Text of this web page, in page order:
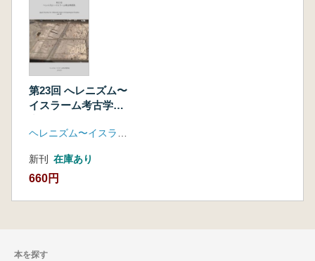
る祠堂建築(Buddhist Chapels in the Area of
Central Gandhara.)
小谷 仲男 エラーパトラ龍王と梵志ナーラカ
の改宗 ―ガンダーラ出土の仏伝図の新解釈
―(The Conversion of Nāgarāja Elāpatra and
Māṇava Nālaka: A new identification of the
Narrative Relief
中川原 育子 クチャ地域のヤクシャ系神像の
諸相(Some Aspects of Yaksha Descent Gods
Depicted in Buddhist Arts of Kucha District.)
第23回 へレニズム〜
イスラーム考古学研
新刊 在庫あり
660円
本を探す